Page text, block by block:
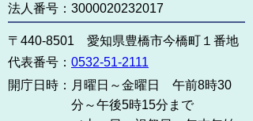
法人番号：3000020232017
〒440-8501 愛知県豊橋市今橋町１番地
代表番号： 0532-51-2111
開庁日時： 月曜日～金曜日 午前8時30
分～午後5時15分まで